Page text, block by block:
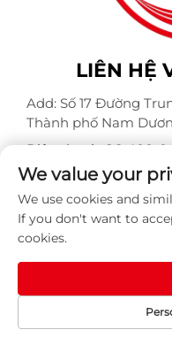
LIÊN HỆ
Add: Số 17 Đường
Thành phố Nam
Điện thoại:+86-400-
Email:[email
Bản quyền © Công ty
Nam Dương. Mọi
We value your
We use cookies and
If you don't want to
cookies.